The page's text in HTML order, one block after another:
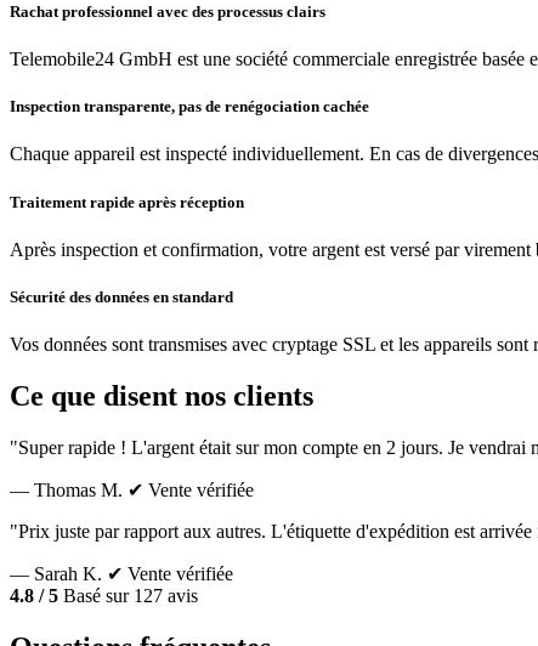
Rachat professionnel avec des processus clairs
Telemobile24 GmbH est une société commerciale enregistrée
Inspection transparente, pas de renégociation cachée
Chaque appareil est inspecté individuellement. En cas de
Traitement rapide après réception
Après inspection et confirmation, votre argent est versé par virement
Sécurité des données en standard
Vos données sont transmises avec cryptage SSL et les appareils sont
Ce que disent nos clients
"Super rapide ! L'argent était sur mon compte en 2 jours. Je vendrai
— Thomas M. ✔ Vente vérifiée
"Prix juste par rapport aux autres. L'étiquette d'expédition est
— Sarah K. ✔ Vente vérifiée
4.8 / 5 Basé sur 127 avis